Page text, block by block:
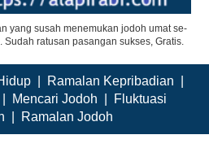
yang susah menemukan jodoh umat se-
ratusan pasangan sukses, Gratis.
Ramalan Kepribadian
Mencari Jodoh
Fluktuasi
Ramalan Jodoh